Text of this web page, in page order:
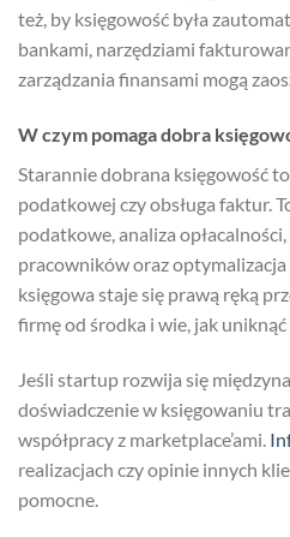
też, by księgowość była
bankami, narzędziami
zarządzania finansami mogą
W czym pomaga dobra
Starannie dobrana księgowość
podatkowej czy obsługa faktur.
podatkowe, analiza
pracowników oraz
księgowa staje się prawą ręką
firmę od środka i wie, jak
Jeśli startup rozwija się
doświadczenie w księgowaniu
współpracy z marketplace’ami.
realizacjach czy opinie innych
pomocne.